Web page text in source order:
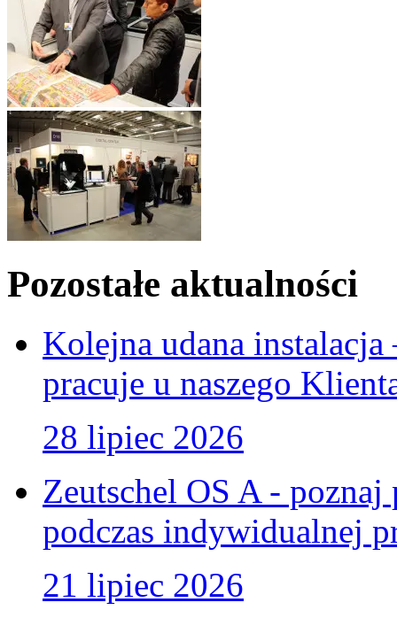
Pozostałe aktualności
Kolejna udana
pracuje u naszego
28 lipiec 2026
Zeutschel OS A -
podczas indywidualnej
21 lipiec 2026